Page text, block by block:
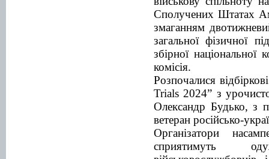
Сполучених Штатах
змаганням
загальної фізичної
збірної національної
комісія.
Розпочалися
Trials 2024” з
Олександр Будько, з
ветеран російсько-
Організатори
сприятимуть